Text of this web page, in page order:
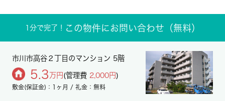
1分で完了！ この物件にお問い合わせ（無料）
市川市高谷２丁目のマンション 5階
5.3 万円 (管理費 2,000円)
敷金(保証金)：1ヶ月 / 礼金：無料